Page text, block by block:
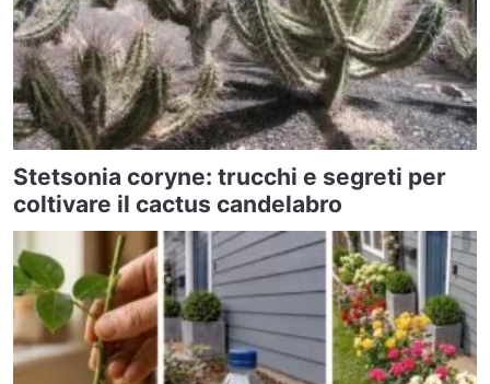
Stetsonia coryne: trucchi e segreti per
coltivare il cactus candelabro